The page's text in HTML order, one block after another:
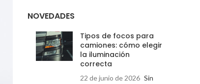
NOVEDADES
Tipos de focos para
camiones: cómo elegir
la iluminación
correcta
22 de junio de 2026 Sin